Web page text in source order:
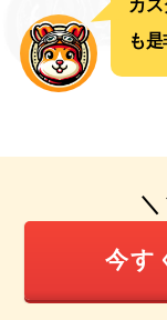
カス
も是
＼
今す